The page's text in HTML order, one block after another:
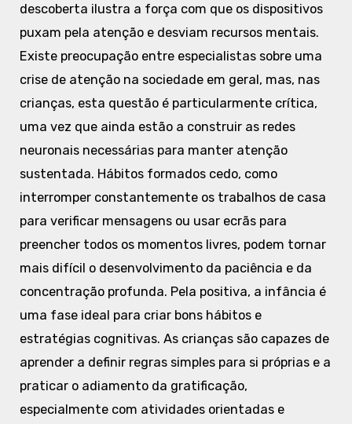
descoberta ilustra a força com que os dispositivos
puxam pela atenção e desviam recursos mentais.
Existe preocupação entre especialistas sobre uma
crise de atenção na sociedade em geral, mas, nas
crianças, esta questão é particularmente crítica,
uma vez que ainda estão a construir as redes
neuronais necessárias para manter atenção
sustentada. Hábitos formados cedo, como
interromper constantemente os trabalhos de casa
para verificar mensagens ou usar ecrãs para
preencher todos os momentos livres, podem tornar
mais difícil o desenvolvimento da paciência e da
concentração profunda. Pela positiva, a infância é
uma fase ideal para criar bons hábitos e
estratégias cognitivas. As crianças são capazes de
aprender a definir regras simples para si próprias e a
praticar o adiamento da gratificação,
especialmente com atividades orientadas e